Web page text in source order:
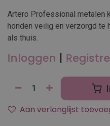
Artero Professional metalen
honden veilig en verzorgd te
als thuis.
Inloggen
Aan verlanglijst